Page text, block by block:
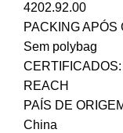
4202.92.00
PACKING APÓS
Sem polybag
CERTIFICADOS:
REACH
PAÍS DE
China